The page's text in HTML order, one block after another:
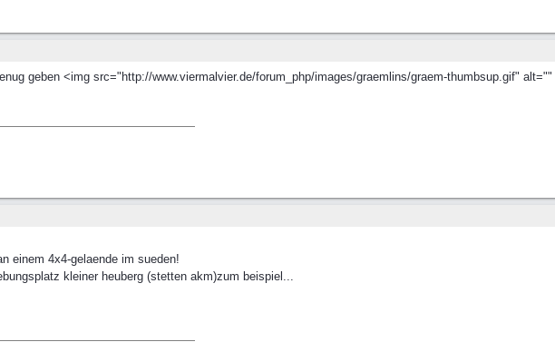
geben <img src="http://www.viermalvier.de/forum_php/images/graemlins/graem-thumbsup.gif" alt=""
einem 4x4-gelaende im sueden!
kleiner heuberg (stetten akm)zum beispiel...